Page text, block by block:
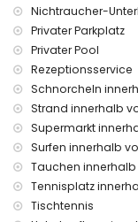
Poolheizung
Zusatzbett und
Unterhaltungs- und
Moraira, Costa
Bar (innerhalb
Nachtclub und
5 Kilometern
Museum
Verlassenen),
Nichtraucher-
Privater Parkplatz
Privater Pool
Rezeptionsservice
Schnorcheln
Strand innerhalb
Supermarkt
Surfen innerhalb
Tauchen innerhalb
Tennisplatz
Tischtennis